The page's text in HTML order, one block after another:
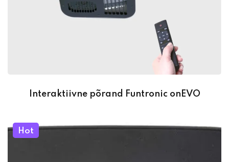
Interaktiivne põrand Funtronic onEVO
Hot